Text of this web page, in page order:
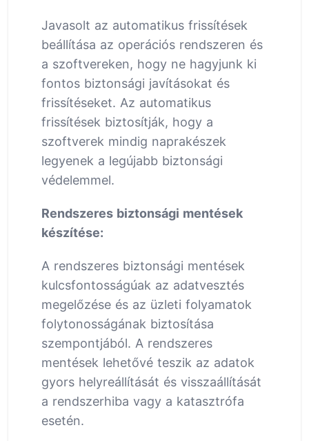
Javasolt az automatikus frissítések
beállítása az operációs rendszeren és
a szoftvereken, hogy ne hagyjunk ki
fontos biztonsági javításokat és
frissítéseket. Az automatikus
frissítések biztosítják, hogy a
szoftverek mindig naprakészek
legyenek a legújabb biztonsági
védelemmel.
Rendszeres biztonsági mentések
készítése:
A rendszeres biztonsági mentések
kulcsfontosságúak az adatvesztés
megelőzése és az üzleti folyamatok
folytonosságának biztosítása
szempontjából. A rendszeres
mentések lehetővé teszik az adatok
gyors helyreállítását és visszaállítását
a rendszerhiba vagy a katasztrófa
esetén.